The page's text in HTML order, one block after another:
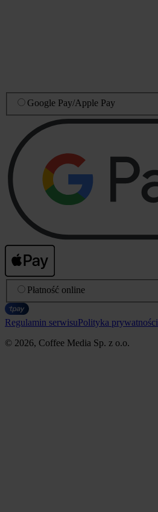
Google Pay/Apple Pay
Płatność online
Regulamin serwisuPolityka prywatności
© 2026, Coffee Media Sp. z o.o.